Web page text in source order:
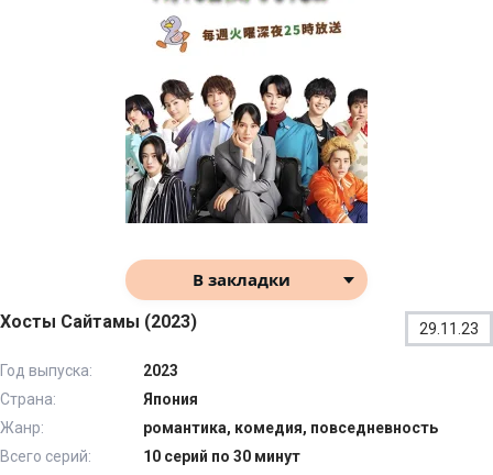
В закладки
Хосты Сайтамы (2023) 29.11.23
Год выпуска:
2023
Страна:
Япония
Жанр:
романтика, комедия, повседневность
Всего серий:
10 серий по 30 минут